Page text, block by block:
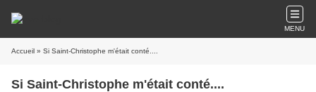
MENU
Accueil » Si Saint-Christophe m'était conté....
Si Saint-Christophe m'était conté....